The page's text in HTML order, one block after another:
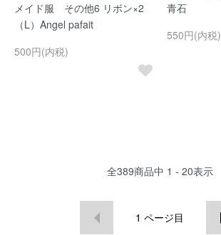
メイド服 その他6 リボン×2
（L）Angel pafait
500円(内税)
青石
550円(内税)
全389商品中 1 - 20表示
1 ページ目